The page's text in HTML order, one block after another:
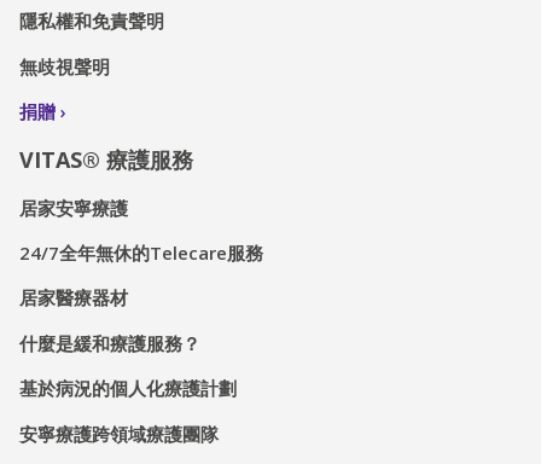
隱私權和免責聲明
無歧視聲明
捐贈
VITAS® 療護服務
居家安寧療護
24/7全年無休的Telecare服務
居家醫療器材
什麼是緩和療護服務？
基於病況的個人化療護計劃
安寧療護跨領域療護團隊